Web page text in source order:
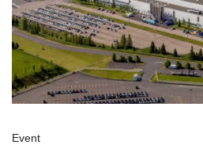
Event